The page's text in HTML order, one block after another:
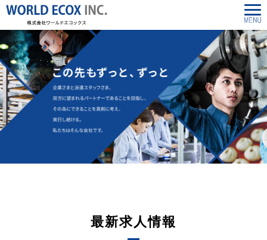
最新求人情報